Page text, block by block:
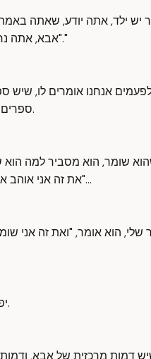
יש ילד, אתה יודע, שאתה
"אבא, אתה נחמד, אבל זה משעמם."
אנחנו אומרים לו, שיש
ספרים שאנחנו נותנים אותם.
שומר, הוא מסביר למה הוא
"את זה אני אוהב את האיורים, את זה אני...
הוא אומר, "ואת זה אני
יפה, אבא, אפרופו אבא.
דמות מרכזית של אבא,